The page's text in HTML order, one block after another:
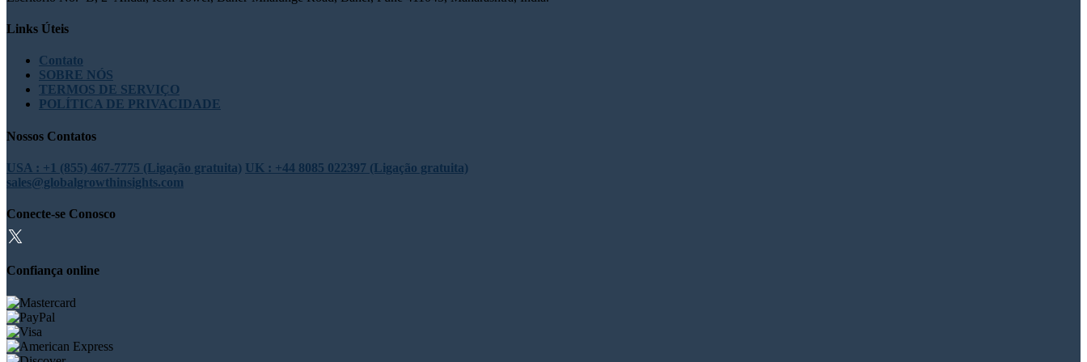
Links Úteis
Contato
SOBRE NÓS
TERMOS DE SERVIÇO
POLÍTICA DE PRIVACIDADE
Nossos Contatos
USA : +1 (855) 467-7775 (Ligação gratuita) UK : +44 8085 022397 (Ligação gratuita)
sales@globalgrowthinsights.com
Conecte-se Conosco
Confiança online